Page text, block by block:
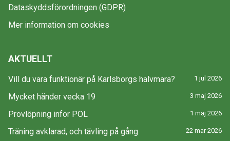
Dataskyddsförordningen (GDPR)
Mer information om cookies
AKTUELLT
Vill du vara funktionär på Karlsborgs halvmara? 1 jul 2026
Mycket händer vecka 19 3 maj 2026
Provlöpning inför POL 1 maj 2026
Träning avklarad, och tävling på gång 22 mar 2026